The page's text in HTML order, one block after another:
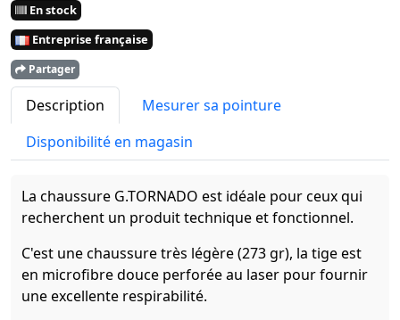
En stock
Entreprise française
Partager
Description
Mesurer sa pointure
Disponibilité en magasin
La chaussure G.TORNADO est idéale pour ceux qui
recherchent un produit technique et fonctionnel.
C'est une chaussure très légère (273 gr), la tige est
en microfibre douce perforée au laser pour fournir
une excellente respirabilité.